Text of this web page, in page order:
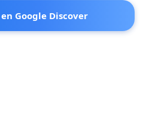
Google Discover